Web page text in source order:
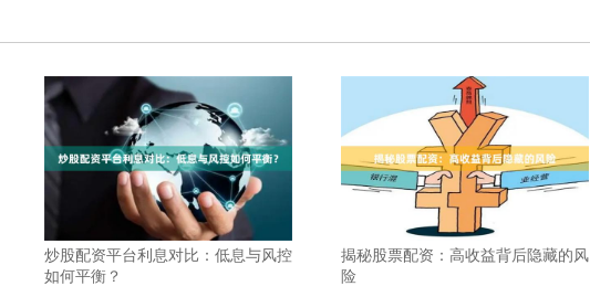
炒股配资平台利息对比：低息与风控
如何平衡？
揭秘股票配资：高收益背后隐藏的风
险